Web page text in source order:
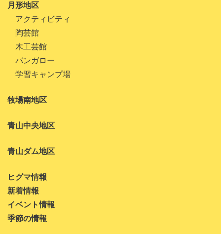
2021年1月
2020年10月
2020年9月
2020年8月
2020年6月
2020年5月
2020年1月
2019年12月
2019年11月
月形地区
アクティビティ
陶芸館
木工芸館
バンガロー
学習キャンプ場
牧場南地区
青山中央地区
青山ダム地区
ヒグマ情報
新着情報
イベント情報
季節の情報